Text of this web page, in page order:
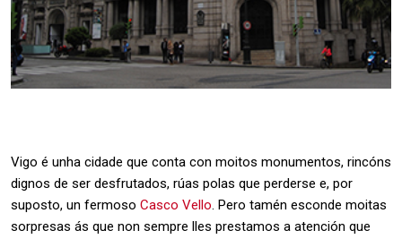
Vigo é unha cidade que conta con moitos monumentos, rincóns
dignos de ser desfrutados, rúas polas que perderse e, por
suposto, un fermoso Casco Vello. Pero tamén esconde moitas
sorpresas ás que non sempre lles prestamos a atención que